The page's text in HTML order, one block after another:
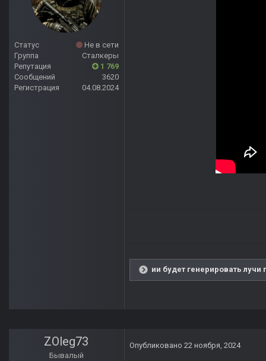
Статус
Не в сети
Группа
Сталкеры
Репутация
1 769
Сообщений
3620
Регистрация
04.08.2024
ии будет генерировать
ZOleg73
Бывалый
Опубликовано 22 ноября, 2024